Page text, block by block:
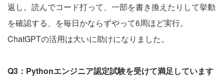
返し。読んでコード打って、一部を書き換えたりして挙動
を確認する、を毎日かならずやって6周ほど実行。
ChatGPTの活用は大いに助けになりました。
Q3：Pythonエンジニア認定試験を受けて満足しています